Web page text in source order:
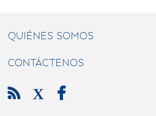
QUIÉNES SOMOS
CONTÁCTENOS
 X 